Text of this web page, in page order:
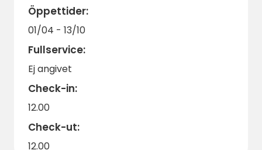
som finns tillgängliga vid bokning: vinflaska,
blombukett, massageoljor... Perfekt för att
överraska din andra hälft så snart du
anländer.
Lugn, natur och komfort väntar dig på Gaïa
Écolodge - boka nu för en oförglömlig
semester i Dordogne!
Öppettider:
01/04 - 13/10
Fullservice:
Ej angivet
Check-in:
12.00
Check-ut:
12.00